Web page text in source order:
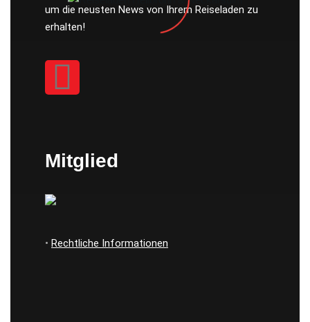
um die neusten News von Ihrem Reiseladen zu
erhalten!
Mitglied
• Rechtliche Informationen